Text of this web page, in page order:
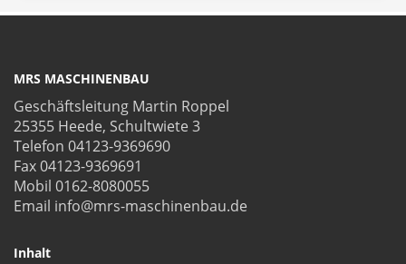
MRS MASCHINENBAU
Geschäftsleitung Martin Roppel
25355 Heede, Schultwiete 3
Telefon 04123-9369690
Fax 04123-9369691
Mobil 0162-8080055
Email info@mrs-maschinenbau.de
Inhalt